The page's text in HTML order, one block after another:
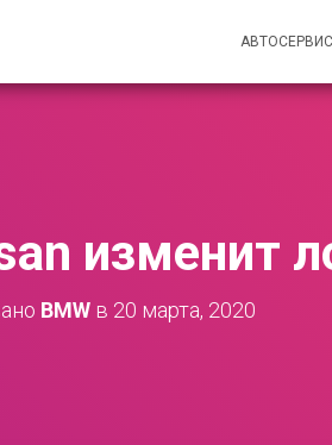
АВТОСЕРВИС
изменит
BMW в 20 марта, 2020